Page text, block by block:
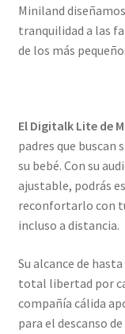
Miniland
tranquilidad a las
de los más
El Digitalk Lite de
padres que buscan
su bebé. Con su
ajustable, podrás
reconfortarlo con
incluso a distancia.
Su alcance de
total libertad por
compañía cálida
para el descanso